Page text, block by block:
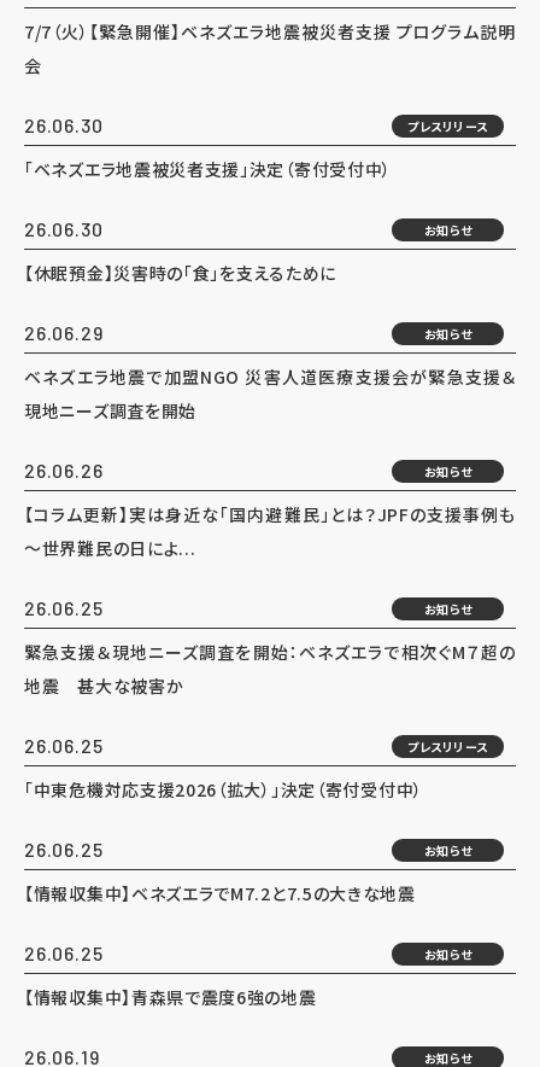
7/7（火）【緊急開催】ベネズエラ地震被災者支援 プログラム説明
会
26.06.30 プレスリリース
「ベネズエラ地震被災者支援」決定（寄付受付中）
26.06.30 お知らせ
【休眠預金】災害時の「食」を支えるために
26.06.29 お知らせ
ベネズエラ地震で加盟NGO 災害人道医療支援会が緊急支援＆
現地ニーズ調査を開始
26.06.26 お知らせ
【コラム更新】実は身近な「国内避難民」とは？JPFの支援事例も
～世界難民の日によ...
26.06.25 お知らせ
緊急支援＆現地ニーズ調査を開始：ベネズエラで相次ぐM７超の
地震 甚大な被害か
26.06.25 プレスリリース
「中東危機対応支援2026（拡大）」決定（寄付受付中）
26.06.25 お知らせ
【情報収集中】ベネズエラでM7.2と7.5の大きな地震
26.06.25 お知らせ
【情報収集中】青森県で震度6強の地震
26.06.19 お知らせ